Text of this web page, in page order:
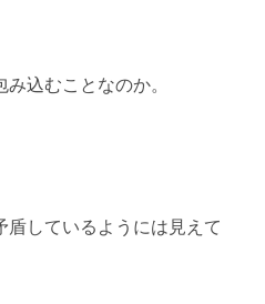
込むことなのか。
盾しているようには見えて